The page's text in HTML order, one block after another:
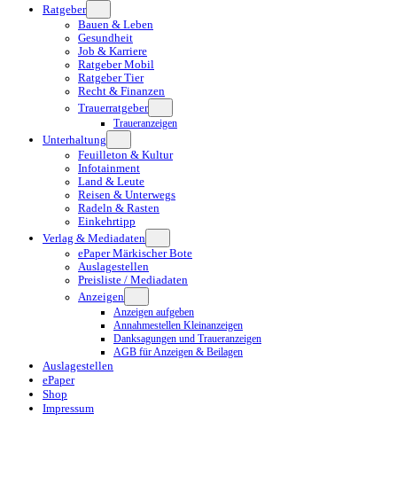
Ratgeber
Bauen & Leben
Gesundheit
Job & Karriere
Ratgeber Mobil
Ratgeber Tier
Recht & Finanzen
Trauerratgeber
Traueranzeigen
Unterhaltung
Feuilleton & Kultur
Infotainment
Land & Leute
Reisen & Unterwegs
Radeln & Rasten
Einkehrtipp
Verlag & Mediadaten
ePaper Märkischer Bote
Auslagestellen
Preisliste / Mediadaten
Anzeigen
Anzeigen aufgeben
Annahmestellen Kleinanzeigen
Danksagungen und Traueranzeigen
AGB für Anzeigen & Beilagen
Auslagestellen
ePaper
Shop
Impressum